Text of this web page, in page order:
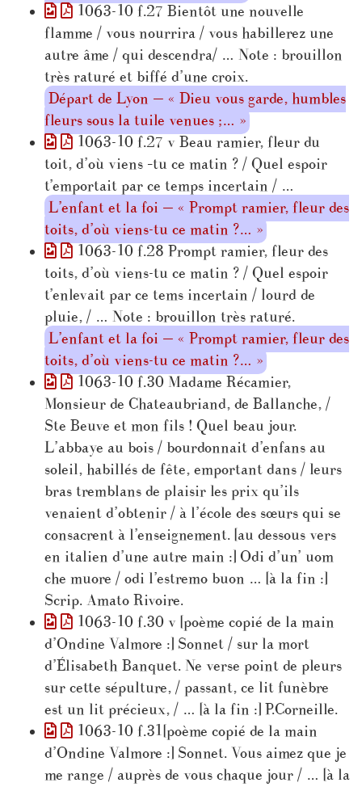
1063-10 f.27 Bientôt une nouvelle
flamme / vous nourrira / vous habillerez une
autre âme / qui descendra/ … Note : brouillon
très raturé et biffé d’une croix.
Départ de Lyon — « Dieu vous garde, humbles
fleurs sous la tuile venues ;… »
1063-10 f.27 v Beau ramier, fleur du
toit, d’où viens –tu ce matin ? / Quel espoir
t’emportait par ce temps incertain / …
L’enfant et la foi — « Prompt ramier, fleur des
toits, d’où viens-tu ce matin ?… »
1063-10 f.28 Prompt ramier, fleur des
toits, d’où viens-tu ce matin ? / Quel espoir
t’enlevait par ce tems incertain / lourd de
pluie, / … Note : brouillon très raturé.
L’enfant et la foi — « Prompt ramier, fleur des
toits, d’où viens-tu ce matin ?… »
1063-10 f.30 Madame Récamier,
Monsieur de Chateaubriand, de Ballanche, /
Ste Beuve et mon fils ! Quel beau jour.
L’abbaye au bois / bourdonnait d’enfans au
soleil, habillés de fête, emportant dans / leurs
bras tremblans de plaisir les prix qu’ils
venaient d’obtenir / à l’école des sœurs qui se
consacrent à l’enseignement. [au dessous vers
en italien d’une autre main :] Odi d’un’ uom
che muore / odi l’estremo buon … [à la fin :]
Scrip. Amato Rivoire.
1063-10 f.30 v [poème copié de la main
d’Ondine Valmore :] Sonnet / sur la mort
d’Élisabeth Banquet. Ne verse point de pleurs
sur cette sépulture, / passant, ce lit funèbre
est un lit précieux, / … [à la fin :] P.Corneille.
1063-10 f.31[poème copié de la main
d’Ondine Valmore :] Sonnet. Vous aimez que je
me range / auprès de vous chaque jour / … [à la